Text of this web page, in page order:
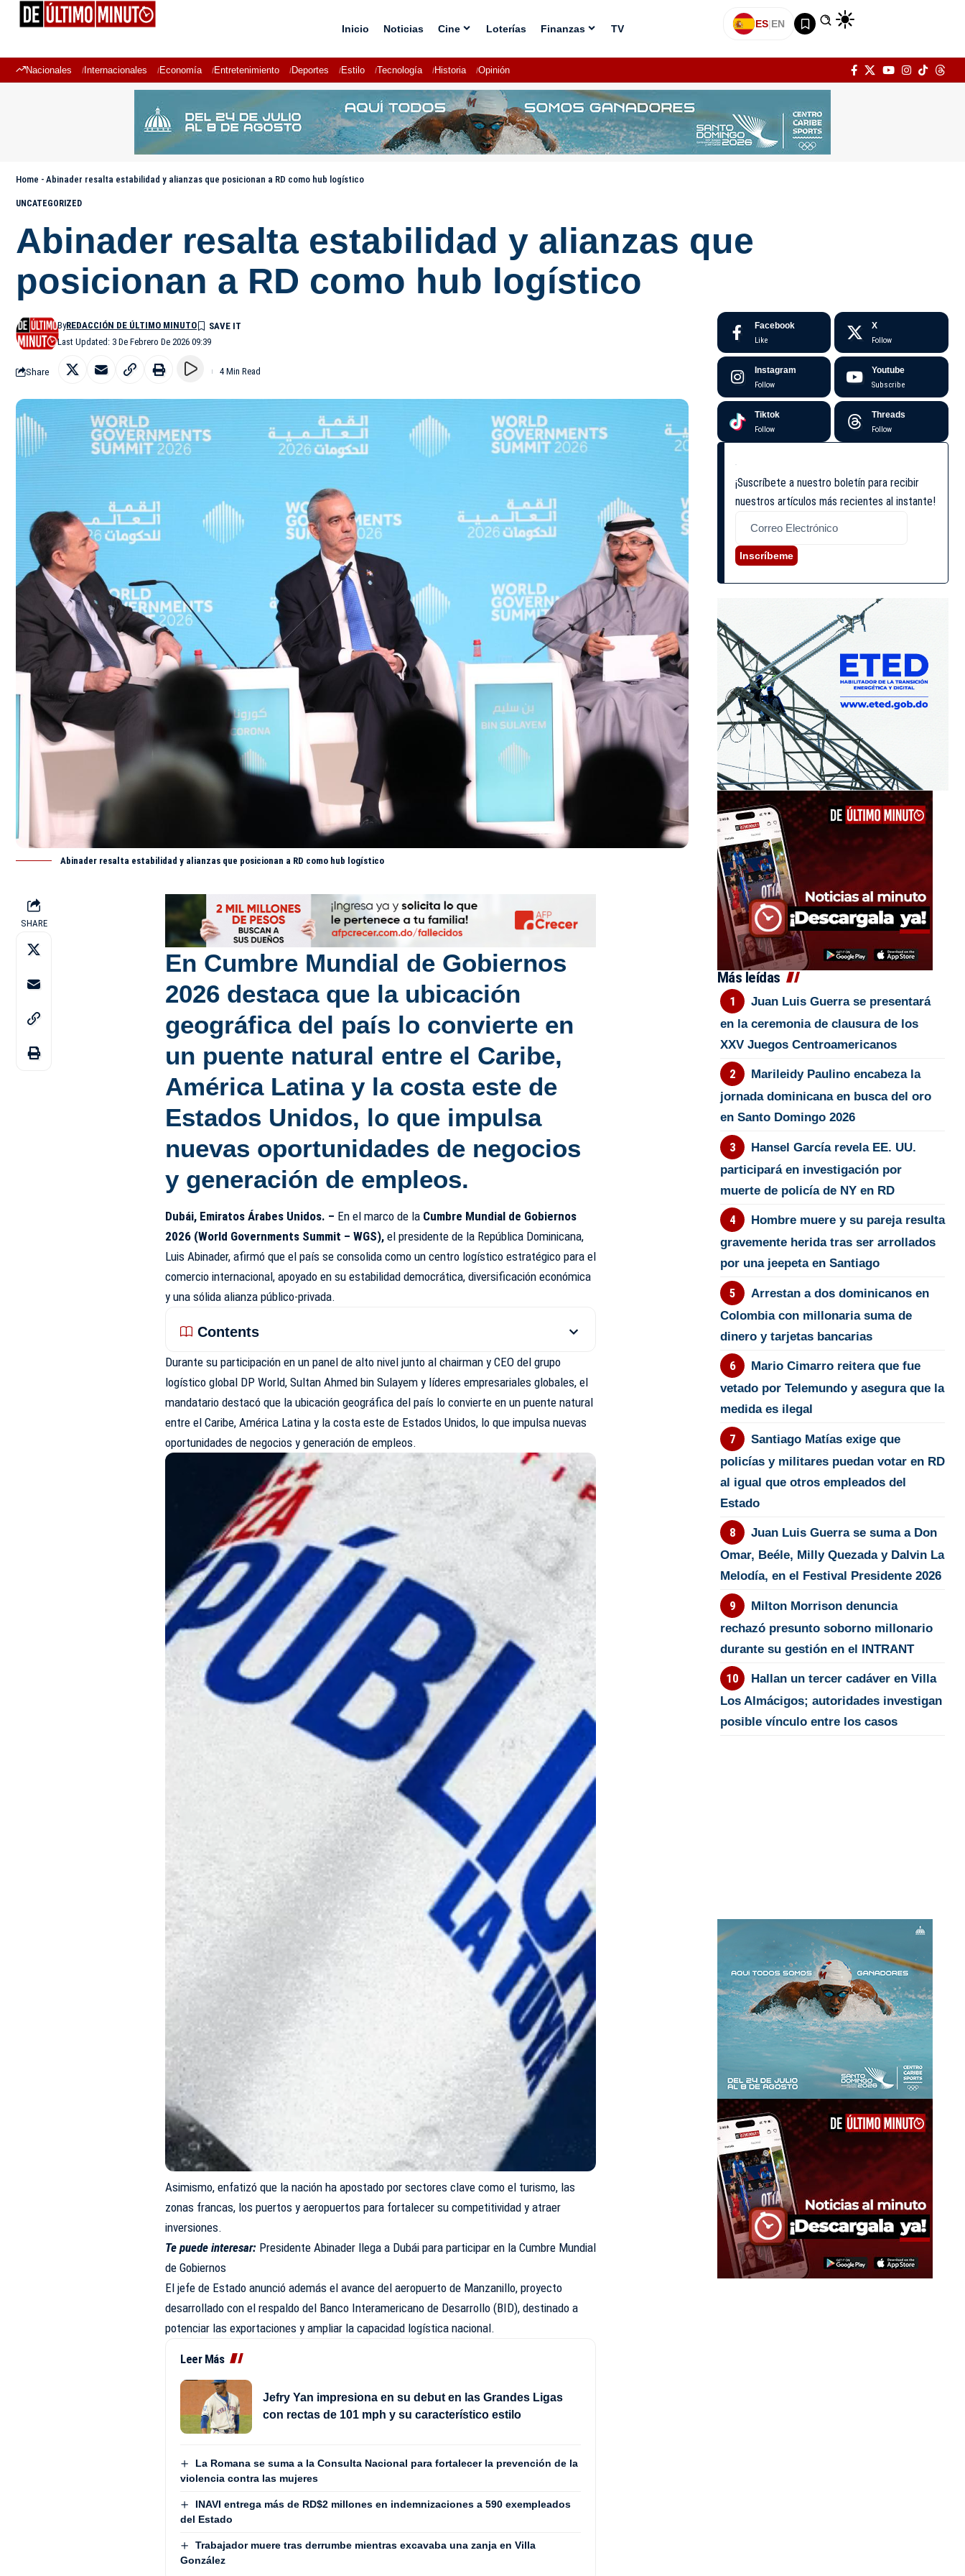
Inicio Noticias Cine Loterías Finanzas TV ES|EN
Nacionales Internacionales Economía Entretenimiento Deportes Estilo Tecnología Historia Opinión
Home - Abinader resalta estabilidad y alianzas que posicionan a RD como hub logístico
UNCATEGORIZED
Abinader resalta estabilidad y alianzas que
posicionan a RD como hub logístico
Last Updated: 3 De Febrero De 2026 09:39
ByREDACCIÓN DE ÚLTIMO MINUTO
Share 4 Min Read
Abinader resalta estabilidad y alianzas que posicionan a RD como hub logístico
SHARE
En Cumbre Mundial de Gobiernos
2026 destaca que la ubicación
geográfica del país lo convierte en
un puente natural entre el Caribe,
América Latina y la costa este de
Estados Unidos, lo que impulsa
nuevas oportunidades de negocios
y generación de empleos.
Dubái, Emiratos Árabes Unidos. – En el marco de la Cumbre Mundial de Gobiernos
2026 (World Governments Summit – WGS), el presidente de la República Dominicana,
Luis Abinader, afirmó que el país se consolida como un centro logístico estratégico para el
comercio internacional, apoyado en su estabilidad democrática, diversificación económica
y una sólida alianza público-privada.
Contents
Durante su participación en un panel de alto nivel junto al chairman y CEO del grupo
logístico global DP World, Sultan Ahmed bin Sulayem y líderes empresariales globales, el
mandatario destacó que la ubicación geográfica del país lo convierte en un puente natural
entre el Caribe, América Latina y la costa este de Estados Unidos, lo que impulsa nuevas
oportunidades de negocios y generación de empleos.
Asimismo, enfatizó que la nación ha apostado por sectores clave como el turismo, las
zonas francas, los puertos y aeropuertos para fortalecer su competitividad y atraer
inversiones.
Te puede interesar: Presidente Abinader llega a Dubái para participar en la Cumbre Mundial
de Gobiernos
El jefe de Estado anunció además el avance del aeropuerto de Manzanillo, proyecto
desarrollado con el respaldo del Banco Interamericano de Desarrollo (BID), destinado a
potenciar las exportaciones y ampliar la capacidad logística nacional.
Leer Más
Jefry Yan impresiona en su debut en las Grandes Ligas
con rectas de 101 mph y su característico estilo
La Romana se suma a la Consulta Nacional para fortalecer la prevención de la
violencia contra las mujeres
INAVI entrega más de RD$2 millones en indemnizaciones a 590 exempleados
del Estado
Trabajador muere tras derrumbe mientras excavaba una zanja en Villa
González
Facebook
Like
X
Follow
Instagram
Follow
Youtube
Subscribe
Tiktok
Follow
Threads
Follow
¡Suscríbete a nuestro boletín para recibir
nuestros artículos más recientes al instante!
Inscríbeme
Más leídas
Juan Luis Guerra se presentará
en la ceremonia de clausura de los
XXV Juegos Centroamericanos
Marileidy Paulino encabeza la
jornada dominicana en busca del oro
en Santo Domingo 2026
Hansel García revela EE. UU.
participará en investigación por
muerte de policía de NY en RD
Hombre muere y su pareja resulta
gravemente herida tras ser arrollados
por una jeepeta en Santiago
Arrestan a dos dominicanos en
Colombia con millonaria suma de
dinero y tarjetas bancarias
Mario Cimarro reitera que fue
vetado por Telemundo y asegura que la
medida es ilegal
Santiago Matías exige que
policías y militares puedan votar en RD
al igual que otros empleados del
Estado
Juan Luis Guerra se suma a Don
Omar, Beéle, Milly Quezada y Dalvin La
Melodía, en el Festival Presidente 2026
Milton Morrison denuncia
rechazó presunto soborno millonario
durante su gestión en el INTRANT
Hallan un tercer cadáver en Villa
Los Almácigos; autoridades investigan
posible vínculo entre los casos